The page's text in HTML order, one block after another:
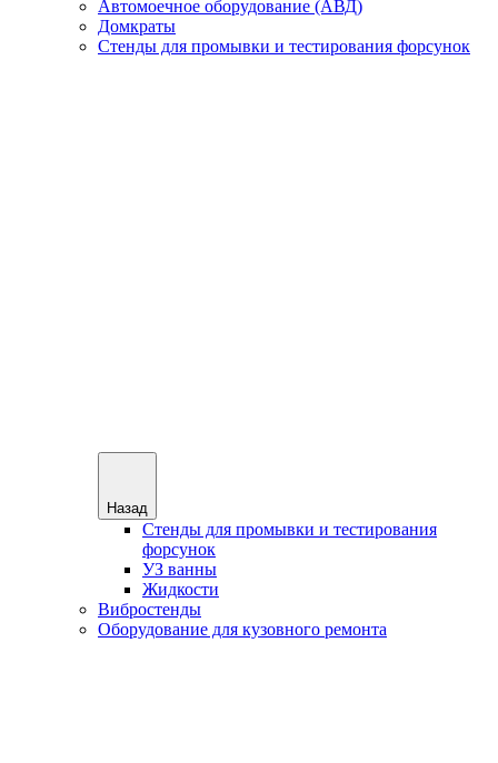
Автомоечное оборудование (АВД)
Домкраты
Стенды для промывки и тестирования форсунок
Назад
Стенды для промывки и тестирования
форсунок
УЗ ванны
Жидкости
Вибростенды
Оборудование для кузовного ремонта